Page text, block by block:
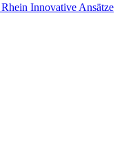
Innovative Ansätze